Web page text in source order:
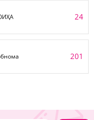
24
201